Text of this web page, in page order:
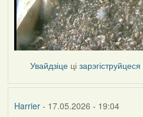
Увайдзіце цізарэгіструйцеся
Harrier- 17.05.2026 - 19:04